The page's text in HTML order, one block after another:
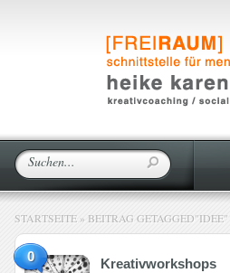
STARTSEITE » BEITRAG GETAGGED"IDEE"
0 Kreativworkshops